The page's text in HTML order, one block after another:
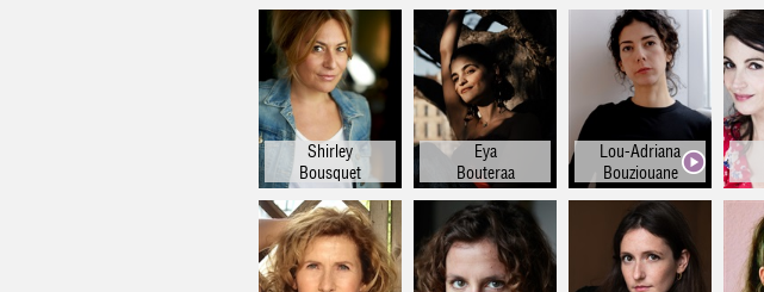
Toutes
Shirley
Bousquet
Eya
Bouteraa
Lou-Adriana
Bouziouane